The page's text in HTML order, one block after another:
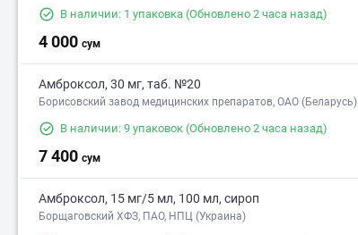
В наличии: 1 упаковка (Обновлено 2 часа назад)
4 000 сум
Амброксол, 30 мг, таб. №20
Борисовский завод медицинских препаратов, ОАО (Беларусь)
В наличии: 9 упаковок (Обновлено 2 часа назад)
7 400 сум
Амброксол, 15 мг/5 мл, 100 мл, сироп
Борщаговский ХФЗ, ПАО, НПЦ (Украина)